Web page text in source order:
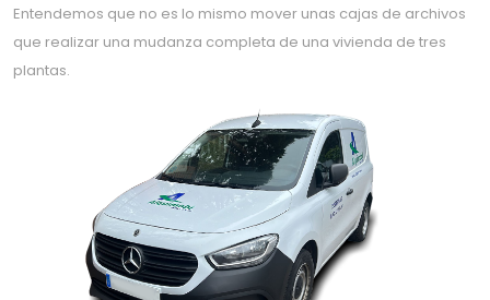
Entendemos que no es lo mismo mover unas cajas de archivos
que realizar una mudanza completa de una vivienda de tres
plantas.